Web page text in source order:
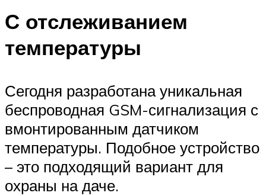
С отслеживанием
температуры
Сегодня разработана уникальная
беспроводная GSM-сигнализация с
вмонтированным датчиком
температуры. Подобное устройство
– это подходящий вариант для
охраны на даче.